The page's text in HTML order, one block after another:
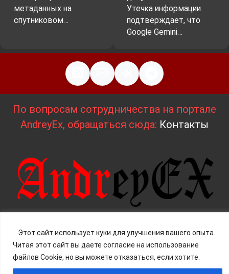
Этот сайт использует куки для улучшения вашего опыта.
Читая этот сайт вы даете согласие на использование
файлов Cookie, но вы можете отказаться, если хотите.
метаданных на
спутниковом…
Утечка информации
подтверждает, что
Google Gemini…
По вопросам сотрудничества на портале
AndreyEx, обращаться сюда: Контакты
- 2026
Дизайн и верстка:AndreyEx